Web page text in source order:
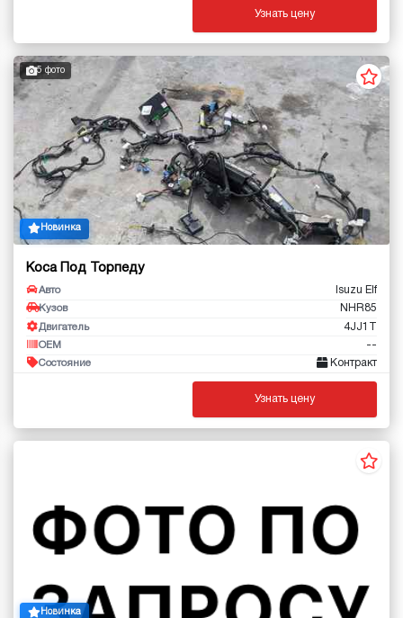
Узнать цену
5 фото
Новинка
Коса Под Торпеду
Авто Isuzu Elf
Кузов NHR85
Двигатель 4JJ1T
OEM --
Состояние Контракт
Узнать цену
Новинка